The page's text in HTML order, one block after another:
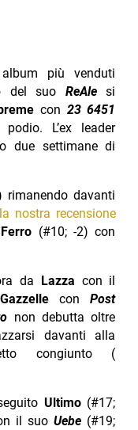
più venduti
del suo ReAlesi
con 23 6451
L’ex leader
due settimane di
rimanendo davanti
nostra recensione
(#10; -2) con
da Lazza con il
GazzelleconPost
non debutta oltre
davanti alla
congiunto (
Ultimo (#17;
il suoUebe (#19;